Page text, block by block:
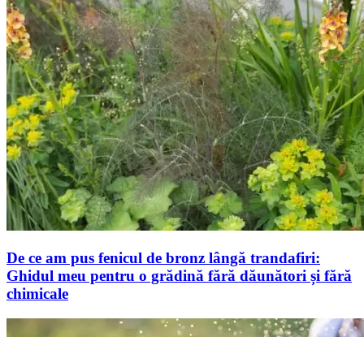
De ce am pus fenicul de bronz lângă trandafiri:
Ghidul meu pentru o grădină fără dăunători și fără
chimicale